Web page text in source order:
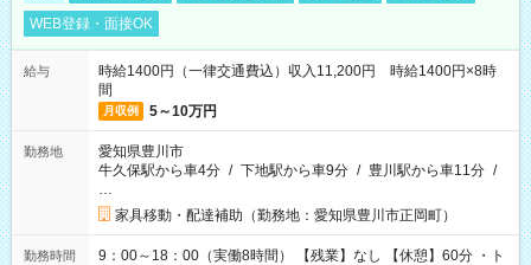
WEB登録・面接OK
給与
時給1400円（一律交通費込）収入11,200円 時給1400円×8時
間
月収例 5～10万円
勤務地
愛知県豊川市
牛久保駅から車4分 / 下地駅から車9分 / 豊川駅から車11分 /
…
家具移動・配達補助（勤務地：愛知県豊川市正岡町）
勤務時間
9：00～18：00（実働8時間） 【残業】なし 【休憩】60分 ・ト